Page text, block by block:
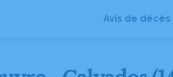
Avis de décès